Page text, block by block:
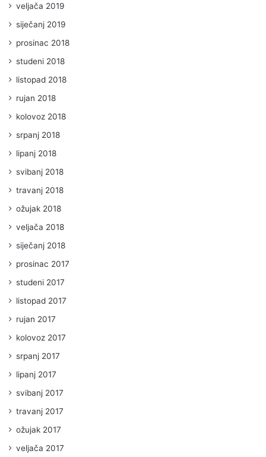
veljača 2019
siječanj 2019
prosinac 2018
studeni 2018
listopad 2018
rujan 2018
kolovoz 2018
srpanj 2018
lipanj 2018
svibanj 2018
travanj 2018
ožujak 2018
veljača 2018
siječanj 2018
prosinac 2017
studeni 2017
listopad 2017
rujan 2017
kolovoz 2017
srpanj 2017
lipanj 2017
svibanj 2017
travanj 2017
ožujak 2017
veljača 2017